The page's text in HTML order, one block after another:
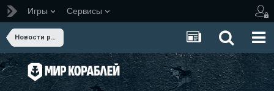
Игры Сервисы
Новости разработки